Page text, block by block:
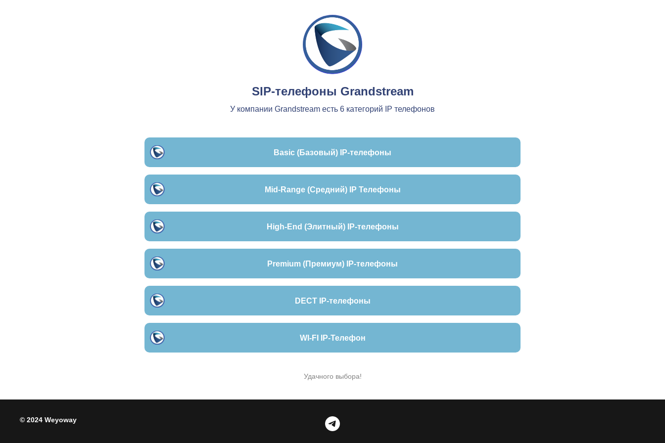
SIP-телефоны Grandstream
У компании Grandstream есть 6 категорий IP телефонов
Basic (Базовый) IP-телефоны
Mid-Range (Средний) IP Телефоны
High-End (Элитный) IP-телефоны
Premium (Премиум) IP-телефоны
DECT IP-телефоны
WI-FI IP-Телефон
Удачного выбора!
© 2024 Weyoway